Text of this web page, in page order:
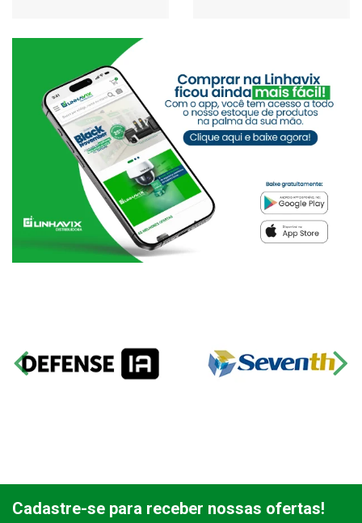
Cadastre-se para receber nossas ofertas!